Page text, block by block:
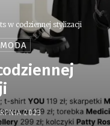
w codziennej stylizacji
MODA
2023